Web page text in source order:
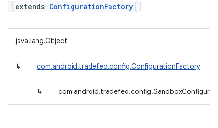
extends ConfigurationFactory
java.lang.Object
↳ com.android.tradefed.config.ConfigurationFactory
↳